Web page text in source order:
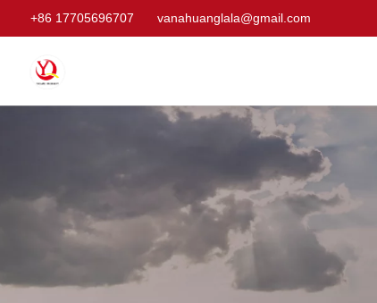
+86 17705696707 vanahuanglala@gmail.com